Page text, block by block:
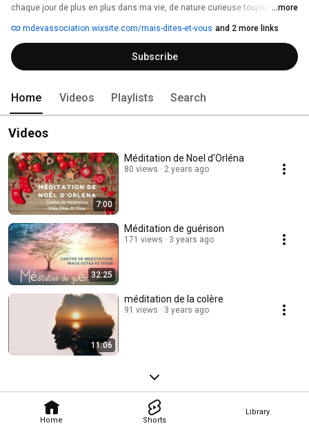
Home Shorts
Library
chaque jour de plus en plus dans ma vie, de nature curieuse toujours en
...more
mdevassociation.wixsite.com/mais-dites-et-vous and 2 more links
Subscribe
Home Videos Playlists Search
Videos
7:00
Méditation de Noel d'Orléna
80 views 2 years ago
32:25
Méditation de guérison
171 views 3 years ago
11:06
méditation de la colère
91 views 3 years ago